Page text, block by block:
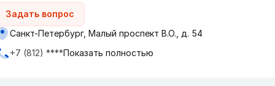
Задать вопрос
Санкт-Петербург, Малый проспект В.О., д. 54
+7 (812) ****Показать полностью